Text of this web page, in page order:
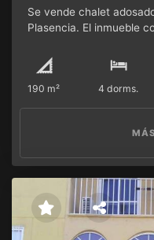
Se vende chalet
Plasencia. El inmueble
calefacción.
190 m² 4 dorms.